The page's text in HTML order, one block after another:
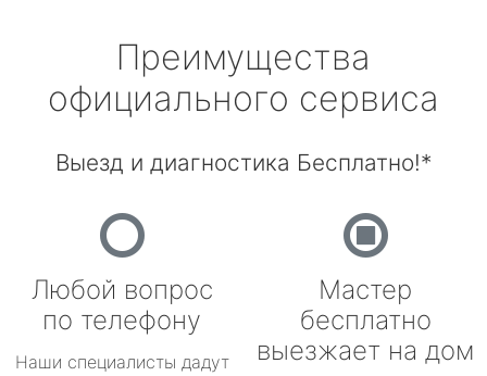
Преимущества
официального сервиса
Выезд и диагностика Бесплатно!*
Любой вопрос
по телефону
Наши специалисты дадут
Мастер
бесплатно
выезжает на дом